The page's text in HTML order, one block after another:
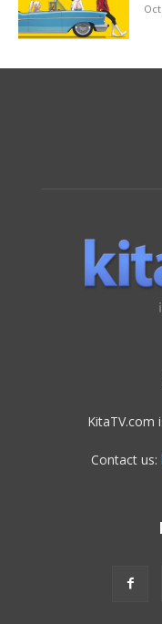
KitaTV.com
Contact us: